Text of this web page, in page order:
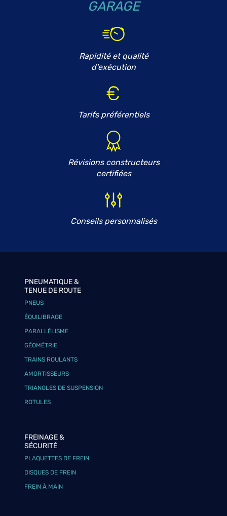
GARAGE
Rapidité et qualité
d'exécution
Tarifs préférentiels
Révisions constructeurs
certifiées
Conseils personnalisés
PNEUMATIQUE &
TENUE DE ROUTE
PNEUS
ÉQUILIBRAGE
PARALLÉLISME
GÉOMÉTRIE
TRAINS ROULANTS
AMORTISSEURS
TRIANGLES DE SUSPENSION
ROTULES
FREINAGE &
SÉCURITÉ
PLAQUETTES DE FREIN
DISQUES DE FREIN
FREIN À MAIN